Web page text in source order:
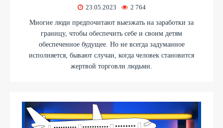
23.05.2023 2 764
Многие люди предпочитают выезжать на заработки за
границу, чтобы обеспечить себе и своим детям
обеспеченное будущее. Но не всегда задуманное
исполняется, бывают случаи, когда человек становится
жертвой торговли людьми.